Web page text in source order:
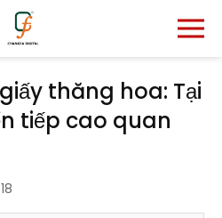
tin tức
Chi phí ẩn của giấy
tiếp cao quan trọng
thăng hoa: Tại
tiếp cao quan